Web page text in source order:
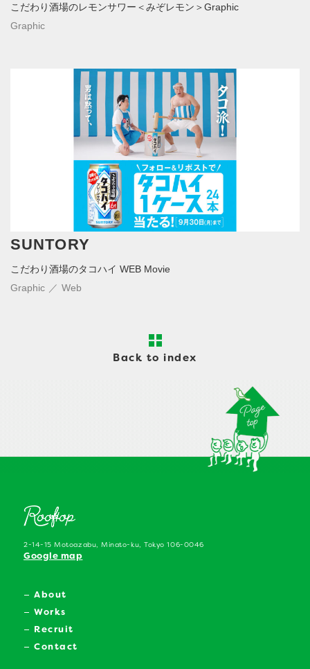
こだわり酒場のレモンサワー＜みぞレモン＞Graphic
Graphic
SUNTORY
こだわり酒場のタコハイ WEB Movie
Graphic
Web
Back to index
2-14-15 Motoazabu, Minato-ku, Tokyo 106-0046
Google map
About
Works
Recruit
Contact